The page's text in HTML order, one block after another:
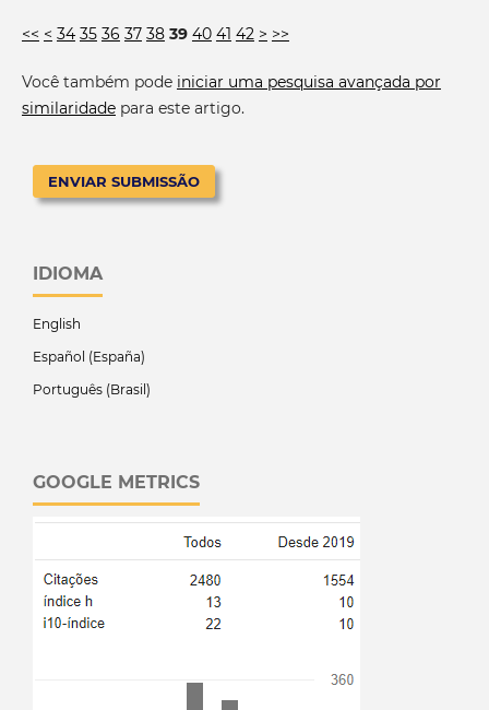
<< < 34 35 36 37 38 39 40 41 42 > >>
Você também pode iniciar uma pesquisa avançada por
similaridadepara este artigo.
ENVIAR SUBMISSÃO
IDIOMA
English
Español (España)
Português (Brasil)
GOOGLE METRICS